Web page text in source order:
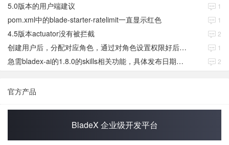
5.0版本的用户端建议 1
pom.xml中的blade-starter-ratelimit一直显示红色 1
4.5版本actuator没有被拦截 2
创建用户后，分配对应角色，通过对角色设置权限好后，登录当前用户后。查看不到当前已分配对应角色权限数据 1
急需bladex-ai的1.8.0的skills相关功能，具体发布日期是多少号 2
官方产品
BladeX 企业级开发平台